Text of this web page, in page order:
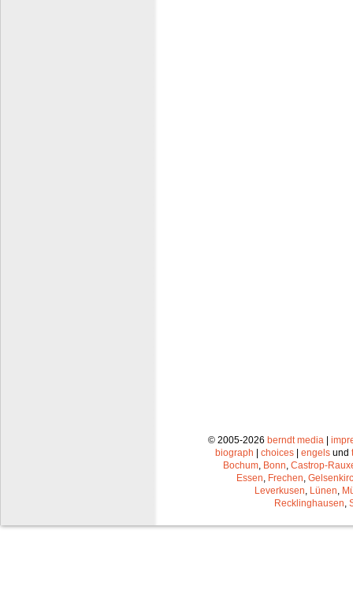
© 2005-2026 berndt media|
biograph
choices engels und
Bochum, Bonn, Castrop-
Essen, Frechen,
Leverkusen, Lünen,
Recklinghausen,